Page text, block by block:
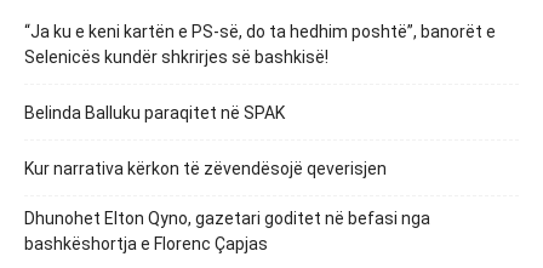
“Ja ku e keni kartën e PS-së, do ta hedhim poshtë”, banorët e
Selenicës kundër shkrirjes së bashkisë!
Belinda Balluku paraqitet në SPAK
Kur narrativa kërkon të zëvendësojë qeverisjen
Dhunohet Elton Qyno, gazetari goditet në befasi nga
bashkëshortja e Florenc Çapjas